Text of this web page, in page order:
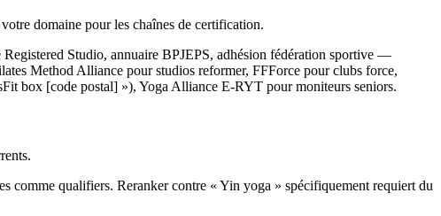
domaine pour les chaînes de certification.
Studio, annuaire BPJEPS, adhésion fédération sportive —
Method Alliance pour studios reformer, FFForce pour clubs force,
box [code postal] »), Yoga Alliance E-RYT pour moniteurs seniors.
comme qualifiers. Reranker contre « Yin yoga » spécifiquement requiert du